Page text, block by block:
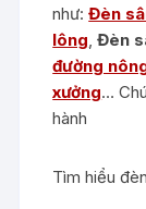
như:Đèn
lông,Đèn
đường
xưởng…
hành
Tìm hiểu